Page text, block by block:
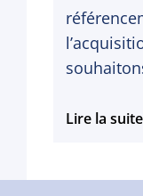
Lire la suite